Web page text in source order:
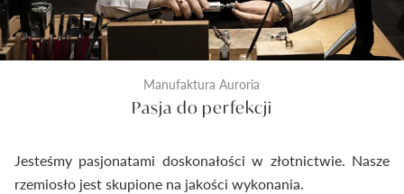
Manufaktura Auroria
Pasja do perfekcji
Jesteśmy pasjonatami doskonałości w złotnictwie. Nasze
rzemiosło jest skupione na jakości wykonania.